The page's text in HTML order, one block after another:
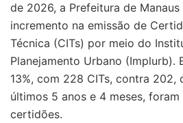
de 2026, a Prefeitura de Manaus
incremento na emissão de
Técnica (CITs) por meio do
Planejamento Urbano (Implurb).
13%, com 228 CITs, contra 202,
últimos 5 anos e 4 meses, foram
certidões.